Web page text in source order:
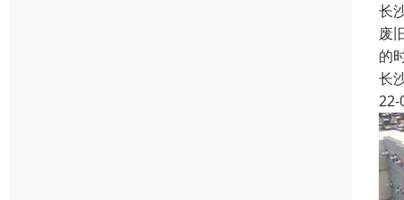
长
废
的
长
22-